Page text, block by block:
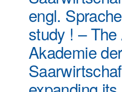
engl.
study ! –
Akademie der